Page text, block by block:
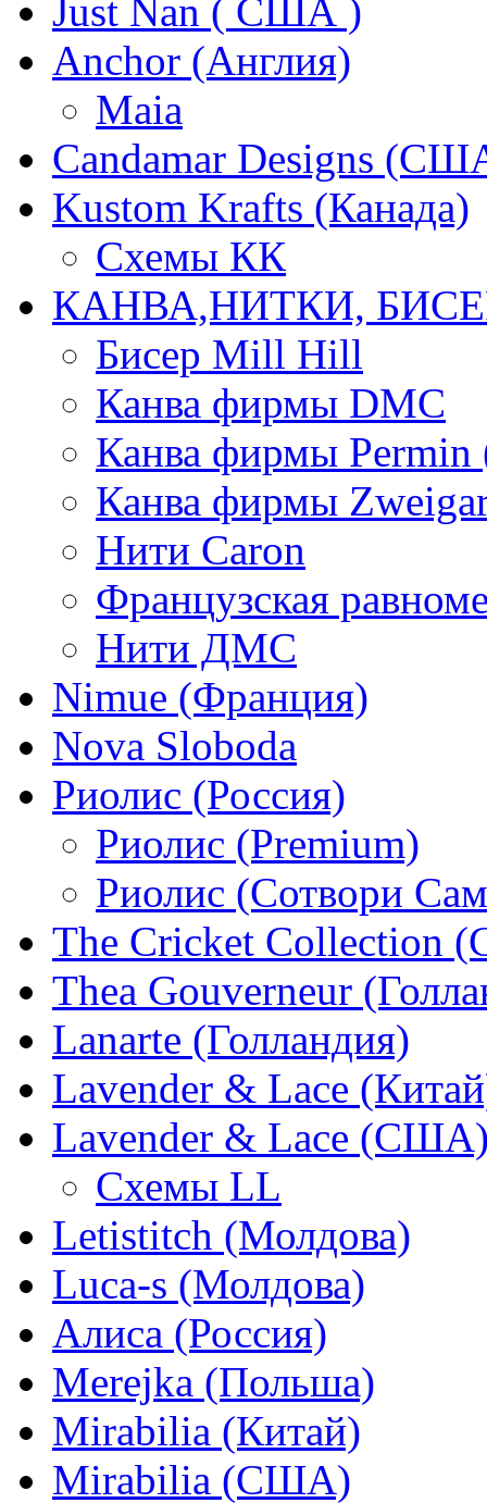
Just Nan ( США )
Anchor (Англия)
Maia
Candamar Designs
Kustom Krafts (Канада)
Схемы КК
КАНВА,НИТКИ,
Бисер Mill Hill
Канва фирмы DMC
Канва фирмы Permin
Канва фирмы
Нити Caron
Французская
Нити ДМС
Nimue (Франция)
Nova Sloboda
Риолис (Россия)
Риолис (Premium)
Риолис (Сотвори
The Cricket Collection
Thea Gouverneur
Lanarte (Голландия)
Lavender & Lace
Lavender & Lace
Схемы LL
Letistitch (Молдова)
Luca-s (Молдова)
Алиса (Россия)
Merejka (Польша)
Mirabilia (Китай)
Mirabilia (США)